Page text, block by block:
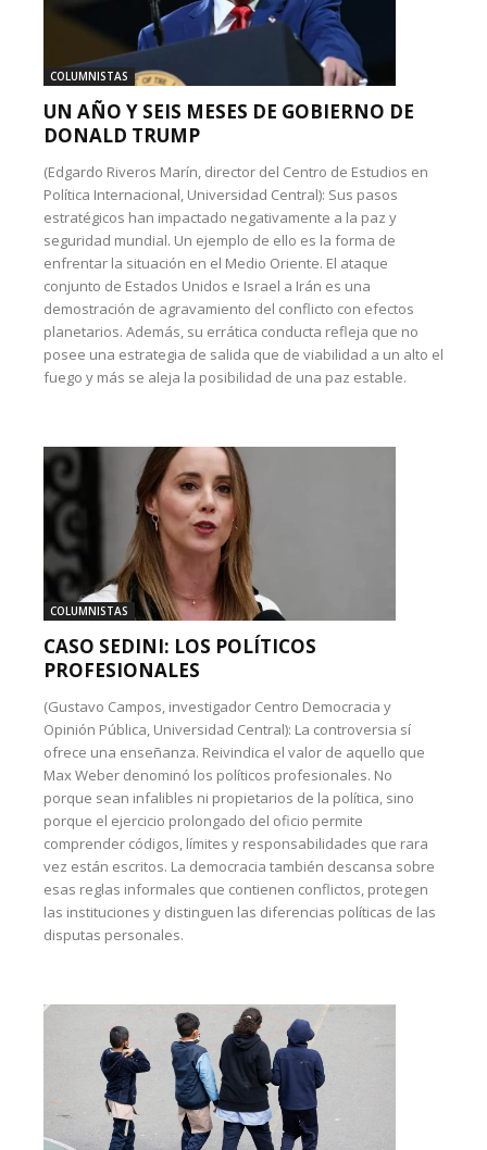
COLUMNISTAS
UN AÑO Y SEIS MESES DE GOBIERNO DE
DONALD TRUMP
(Edgardo Riveros Marín, director del Centro de Estudios en
Política Internacional, Universidad Central): Sus pasos
estratégicos han impactado negativamente a la paz y
seguridad mundial. Un ejemplo de ello es la forma de
enfrentar la situación en el Medio Oriente. El ataque
conjunto de Estados Unidos e Israel a Irán es una
demostración de agravamiento del conflicto con efectos
planetarios. Además, su errática conducta refleja que no
posee una estrategia de salida que de viabilidad a un alto el
fuego y más se aleja la posibilidad de una paz estable.
COLUMNISTAS
CASO SEDINI: LOS POLÍTICOS
PROFESIONALES
(Gustavo Campos, investigador Centro Democracia y
Opinión Pública, Universidad Central): La controversia sí
ofrece una enseñanza. Reivindica el valor de aquello que
Max Weber denominó los políticos profesionales. No
porque sean infalibles ni propietarios de la política, sino
porque el ejercicio prolongado del oficio permite
comprender códigos, límites y responsabilidades que rara
vez están escritos. La democracia también descansa sobre
esas reglas informales que contienen conflictos, protegen
las instituciones y distinguen las diferencias políticas de las
disputas personales.